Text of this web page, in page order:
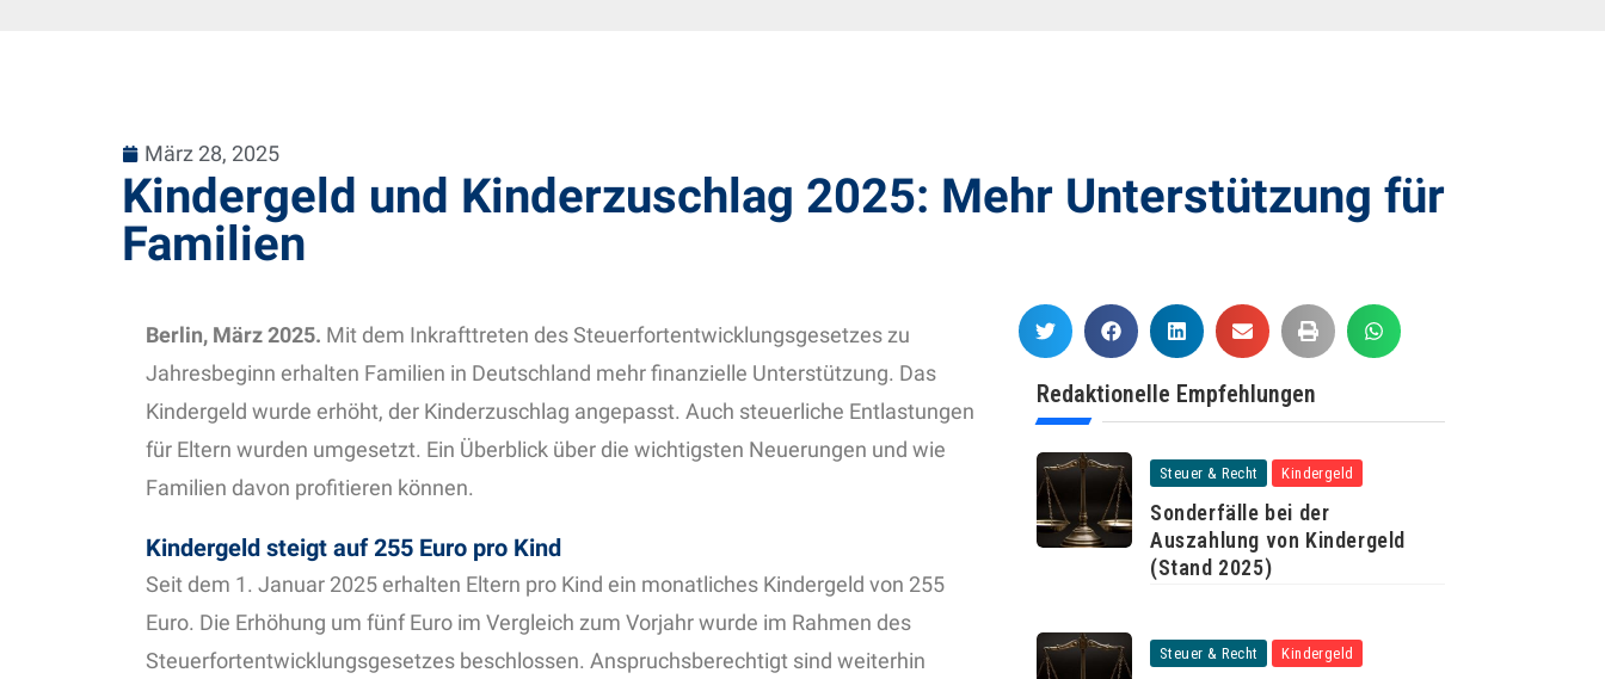
März 28, 2025
Kindergeld und Kinderzuschlag 2025: Mehr Unterstützung für
Familien
Berlin, März 2025. Mit dem Inkrafttreten des Steuerfortentwicklungsgesetzes zu
Jahresbeginn erhalten Familien in Deutschland mehr finanzielle Unterstützung. Das
Kindergeld wurde erhöht, der Kinderzuschlag angepasst. Auch steuerliche Entlastungen
für Eltern wurden umgesetzt. Ein Überblick über die wichtigsten Neuerungen und wie
Familien davon profitieren können.
Kindergeld steigt auf 255 Euro pro Kind
Seit dem 1. Januar 2025 erhalten Eltern pro Kind ein monatliches Kindergeld von 255
Euro. Die Erhöhung um fünf Euro im Vergleich zum Vorjahr wurde im Rahmen des
Steuerfortentwicklungsgesetzes beschlossen. Anspruchsberechtigt sind weiterhin
Redaktionelle Empfehlungen
Steuer & Recht Kindergeld
Sonderfälle bei der
Auszahlung von Kindergeld
(Stand 2025)
Steuer & Recht Kindergeld